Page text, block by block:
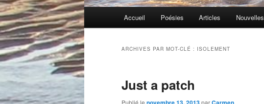
Accueil Poésies Articles Nouvelles
ARCHIVES PAR MOT-CLÉ : ISOLEMENT
Just a patch